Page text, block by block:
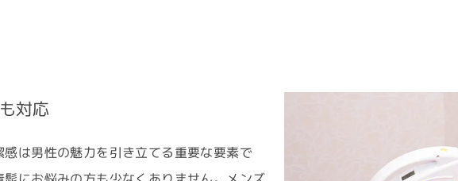
対応
は男性の魅力を引き立てる重要な要素で